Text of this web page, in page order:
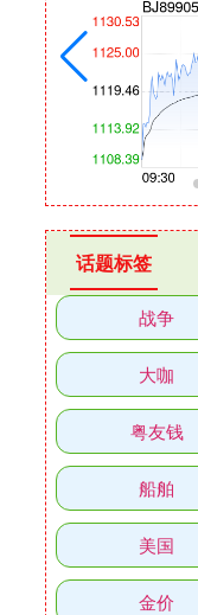
话题标签
战争
大咖
粤友钱
船舶
美国
金价